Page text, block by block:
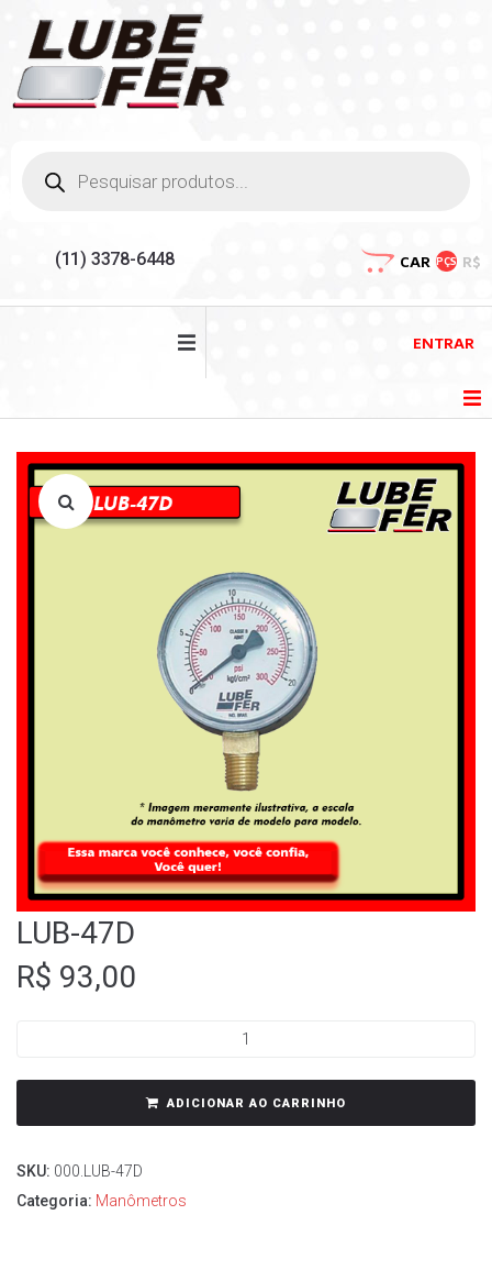
(11) 3378-6448 CAR PÇS R$
LOJA
ENTRAR
LUB-47D
R$ 93,00
ADICIONAR AO CARRINHO
SKU: 000.LUB-47D
Categoria: Manômetros